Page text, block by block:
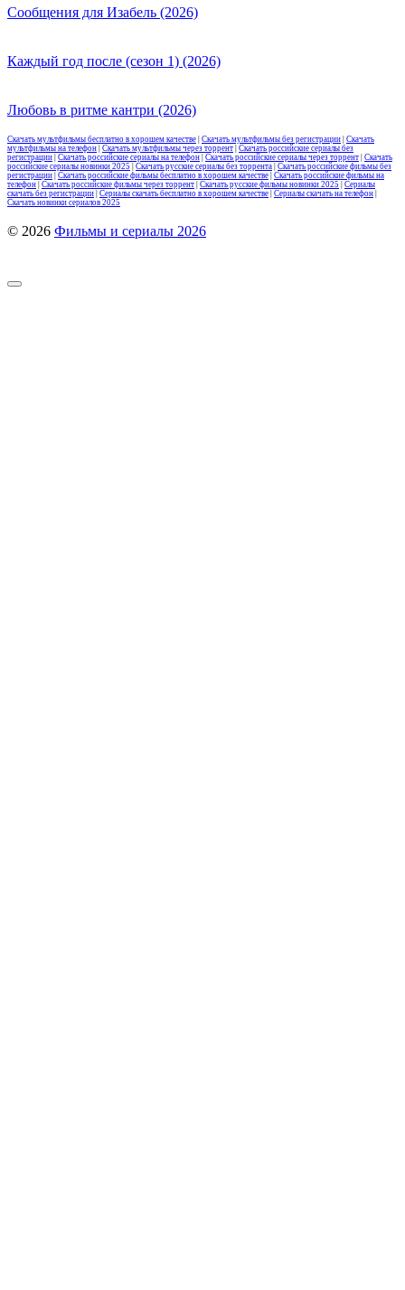
Сообщения для Изабель (2026)
Каждый год после (сезон 1) (2026)
Любовь в ритме кантри (2026)
Скачать мультфильмы бесплатно в хорошем качестве Скачать мультфильмы без регистрации Скачать
мультфильмы на телефон Скачать мультфильмы через торрент Скачать российские сериалы без
регистрации Скачать российские сериалы на телефон Скачать российские сериалы через торрент Скачать
российские сериалы новинки 2025
Скачать русские сериалы без торрента Скачать российские фильмы без
регистрации Скачать российские фильмы бесплатно в хорошем качестве Скачать российские фильмы на
телефон Скачать российские фильмы через торрент Скачать русские фильмы новинки 2025
Сериалы
скачать без регистрации Сериалы скачать бесплатно в хорошем качестве Сериалы скачать на телефон
Скачать новинки сериалов 2025
© 2026 Фильмы и сериалы 2026